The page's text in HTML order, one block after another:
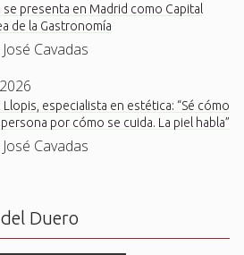
se presenta en Madrid como Capital
de la Gastronomía
Cavadas
Llopis, especialista en estética: “Sé cómo
por cómo se cuida. La piel habla”
Cavadas
Duero